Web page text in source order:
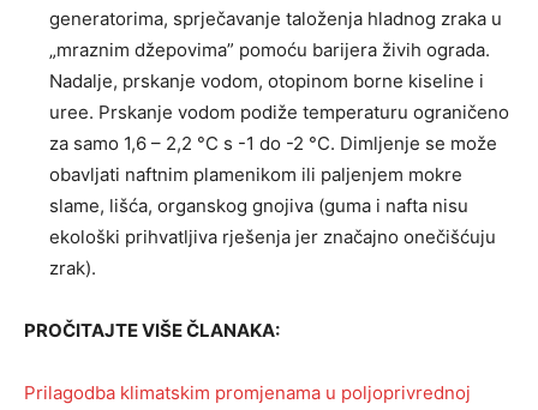
generatorima, sprječavanje taloženja hladnog zraka u
„mraznim džepovima” pomoću barijera živih ograda.
Nadalje, prskanje vodom, otopinom borne kiseline i
uree. Prskanje vodom podiže temperaturu ograničeno
za samo 1,6 – 2,2 °C s -1 do -2 °C. Dimljenje se može
obavljati naftnim plamenikom ili paljenjem mokre
slame, lišća, organskog gnojiva (guma i nafta nisu
ekološki prihvatljiva rješenja jer značajno onečišćuju
zrak).
PROČITAJTE VIŠE ČLANAKA:
Prilagodba klimatskim promjenama u poljoprivrednoj